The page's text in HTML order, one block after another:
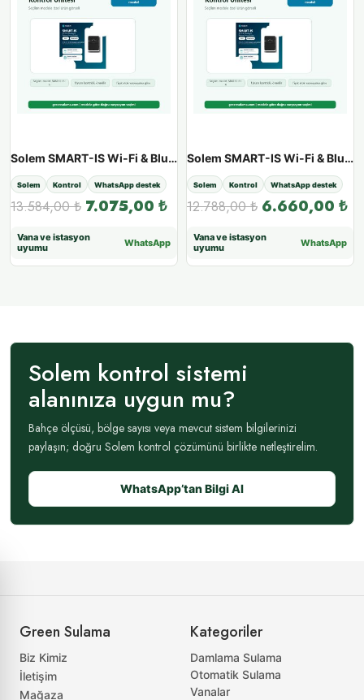
Solem SMART-IS Wi-Fi & Bluetooth 24V Kontrol Ünitesi - SMART-IS-6
Solem Kontrol WhatsApp destek
13.584,00₺ 7.075,00 ₺
Vana ve istasyon
uyumu
WhatsApp
Solem SMART-IS Wi-Fi & Bluetooth 24V Kontrol Ünitesi - SMART-IS-4
Solem Kontrol WhatsApp destek
12.788,00₺ 6.660,00 ₺
Vana ve istasyon
uyumu
WhatsApp
Solem kontrol sistemi
alanınıza uygun mu?
Bahçe ölçüsü, bölge sayısı veya mevcut sistem bilgilerinizi
paylaşın; doğru Solem kontrol çözümünü birlikte netleştirelim.
WhatsApp’tan Bilgi Al
Green Sulama
Biz Kimiz
İletişim
Mağaza
Kategoriler
Damlama Sulama
Otomatik Sulama
Vanalar